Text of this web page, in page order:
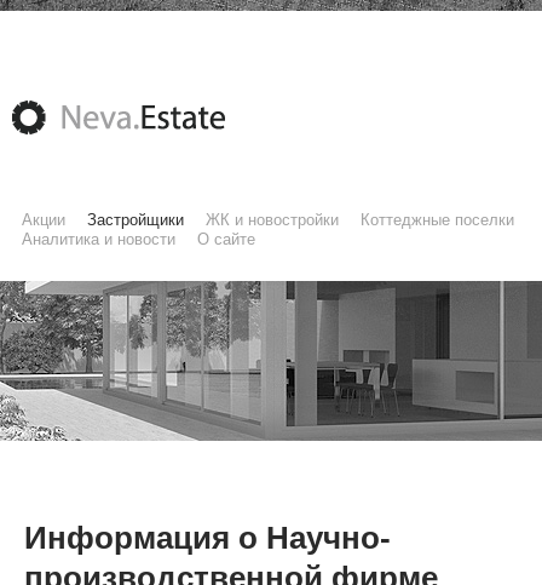
Акции Застройщики ЖК и новостройки
Коттеджные поселки
Аналитика и новости
О сайте
Информация о Научно-
производственной фирме